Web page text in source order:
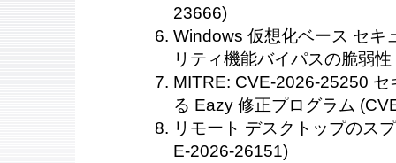
23666)
Windows 仮想化ベース セキ
リティ機能バイパスの脆弱
MITRE: CVE-2026-25250 セ
る Eazy 修正プログラム
リモート デスクトップのス
E-2026-26151)